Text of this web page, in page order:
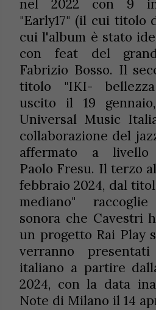
nel 2022 con 9
"Early17" (il cui titolo
cui l'album è stato
con feat del
Fabrizio Bosso. Il
titolo "IKI-
uscito il 19
Universal Music
collaborazione del
affermato a livello
Paolo Fresu. Il terzo
febbraio 2024, dal
mediano"
sonora che Cavestri
un progetto Rai Play
verranno
italiano a partire
2024, con la data
Note di Milano il 14